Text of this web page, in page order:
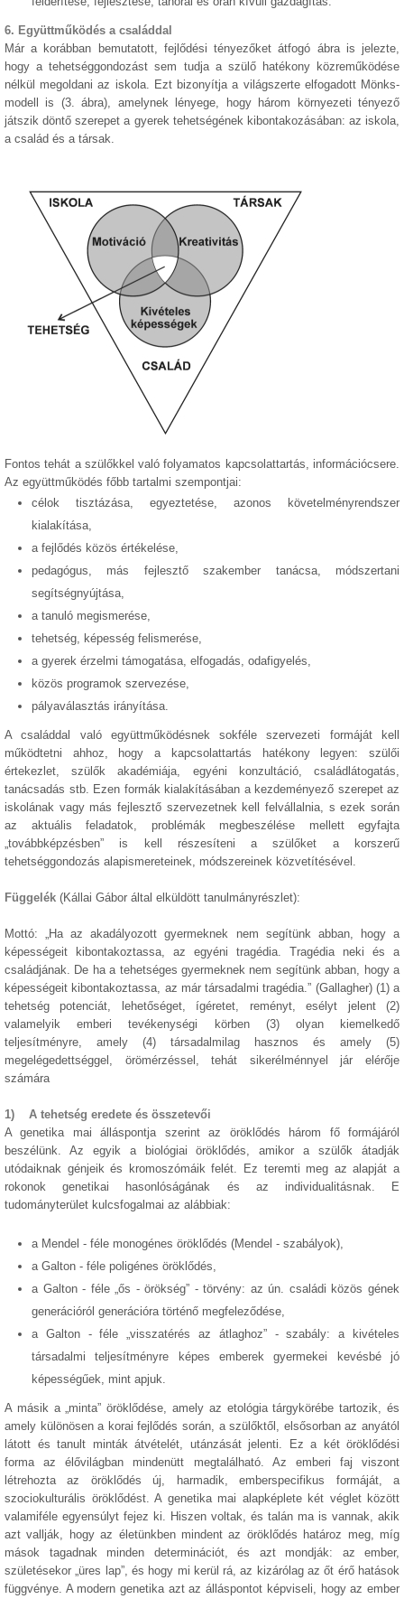
6. Együttműködés a családdal
Már a korábban bemutatott, fejlődési tényezőket átfogó ábra is jelezte,
hogy a tehetséggondozást sem tudja a szülő hatékony közreműködése
nélkül megoldani az iskola. Ezt bizonyítja a világszerte elfogadott Mönks-
modell is (3. ábra), amelynek lényege, hogy három környezeti tényező
játszik döntő szerepet a gyerek tehetségének kibontakozásában: az iskola,
a család és a társak.
Fontos tehát a szülőkkel való folyamatos kapcsolattartás, információcsere.
Az együttműködés főbb tartalmi szempontjai:
célok tisztázása, egyeztetése, azonos követelményrendszer
kialakítása,
a fejlődés közös értékelése,
pedagógus, más fejlesztő szakember tanácsa, módszertani
segítségnyújtása,
a tanuló megismerése,
tehetség, képesség felismerése,
a gyerek érzelmi támogatása, elfogadás, odafigyelés,
közös programok szervezése,
pályaválasztás irányítása.
A családdal való együttműködésnek sokféle szervezeti formáját kell
működtetni ahhoz, hogy a kapcsolattartás hatékony legyen: szülői
értekezlet, szülők akadémiája, egyéni konzultáció, családlátogatás,
tanácsadás stb. Ezen formák kialakításában a kezdeményező szerepet az
iskolának vagy más fejlesztő szervezetnek kell felvállalnia, s ezek során
az aktuális feladatok, problémák megbeszélése mellett egyfajta
„továbbképzésben” is kell részesíteni a szülőket a korszerű
tehetséggondozás alapismereteinek, módszereinek közvetítésével.
Függelék (Kállai Gábor által elküldött tanulmányrészlet):
Mottó: „Ha az akadályozott gyermeknek nem segítünk abban, hogy a
képességeit kibontakoztassa, az egyéni tragédia. Tragédia neki és a
családjának. De ha a tehetséges gyermeknek nem segítünk abban, hogy a
képességeit kibontakoztassa, az már társadalmi tragédia.” (Gallagher) (1) a
tehetség potenciát, lehetőséget, ígéretet, reményt, esélyt jelent (2)
valamelyik emberi tevékenységi körben (3) olyan kiemelkedő
teljesítményre, amely (4) társadalmilag hasznos és amely (5)
megelégedettséggel, örömérzéssel, tehát sikerélménnyel jár elérője
számára
1) A tehetség eredete és összetevői
A genetika mai álláspontja szerint az öröklődés három fő formájáról
beszélünk. Az egyik a biológiai öröklődés, amikor a szülők átadják
utódaiknak génjeik és kromoszómáik felét. Ez teremti meg az alapját a
rokonok genetikai hasonlóságának és az individualitásnak. E
tudományterület kulcsfogalmai az alábbiak:
a Mendel - féle monogénes öröklődés (Mendel - szabályok),
a Galton - féle poligénes öröklődés,
a Galton - féle „ős - örökség” - törvény: az ún. családi közös gének
generációról generációra történő megfeleződése,
a Galton - féle „visszatérés az átlaghoz” - szabály: a kivételes
társadalmi teljesítményre képes emberek gyermekei kevésbé jó
képességűek, mint apjuk.
A másik a „minta” öröklődése, amely az etológia tárgykörébe tartozik, és
amely különösen a korai fejlődés során, a szülőktől, elsősorban az anyától
látott és tanult minták átvételét, utánzását jelenti. Ez a két öröklődési
forma az élővilágban mindenütt megtalálható. Az emberi faj viszont
létrehozta az öröklődés új, harmadik, emberspecifikus formáját, a
szociokulturális öröklődést. A genetika mai alapképlete két véglet között
valamiféle egyensúlyt fejez ki. Hiszen voltak, és talán ma is vannak, akik
azt vallják, hogy az életünkben mindent az öröklődés határoz meg, míg
mások tagadnak minden determinációt, és azt mondják: az ember,
születésekor „üres lap”, és hogy mi kerül rá, az kizárólag az őt érő hatások
függvénye. A modern genetika azt az álláspontot képviseli, hogy az ember